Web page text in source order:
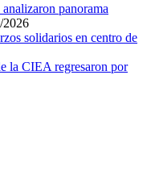
panorama
2026
solidarios en centro de
la CIEA regresaron por